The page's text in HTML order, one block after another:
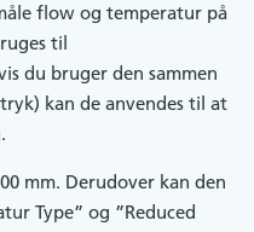
flow og temperatur på
til
du bruger den sammen
kan de anvendes til at
mm. Derudover kan den
Type” og ”Reduced